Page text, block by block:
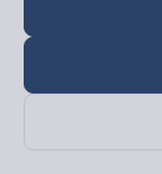
Tôi có thể đổi
Minh đi Pleiku
Khi nào vé